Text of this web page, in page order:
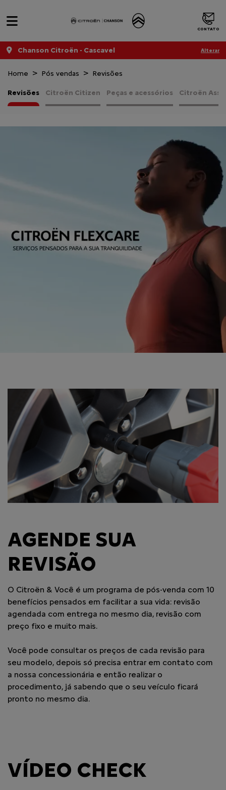
CONTATO
Chanson Citroën - Cascavel Alterar
Home Pós vendas Revisões
Citroën Citizen
Revisões Peças e acessórios Citroën
AGENDE SUA
REVISÃO
O Citroën & Você é um programa de pós-venda com 10
benefícios pensados em facilitar a sua vida: revisão
agendada com entrega no mesmo dia, revisão com
preço fixo e muito mais.
Você pode consultar os preços de cada revisão para
seu modelo, depois só precisa entrar em contato com
a nossa concessionária e então realizar o
procedimento, já sabendo que o seu veículo ficará
pronto no mesmo dia.
VÍDEO CHECK